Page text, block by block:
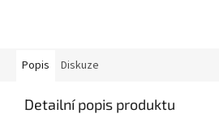
Popis Diskuze
Detailní popis produktu